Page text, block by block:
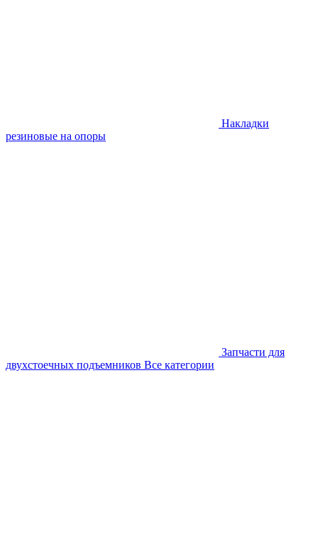
Накладки
резиновые на опоры
Запчасти для
двухстоечных подъемников Все категории